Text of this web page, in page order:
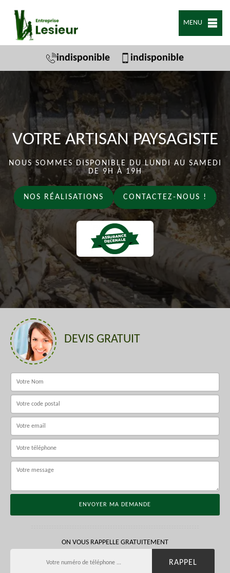
MENU
indisponible indisponible
VOTRE ARTISAN PAYSAGISTE
NOUS SOMMES DISPONIBLE DU LUNDI AU SAMEDI
DE 9H À 19H
NOS RÉALISATIONS CONTACTEZ-NOUS !
DEVIS GRATUIT
ON VOUS RAPPELLE GRATUITEMENT